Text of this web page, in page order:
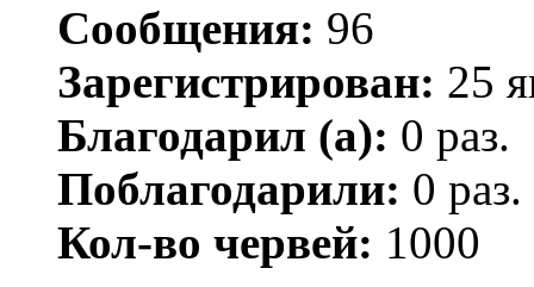
Сообщения: 96
Зарегистрирован: 25
Благодарил (а): 0 раз.
Поблагодарили: 0 раз.
Кол-во червей: 1000